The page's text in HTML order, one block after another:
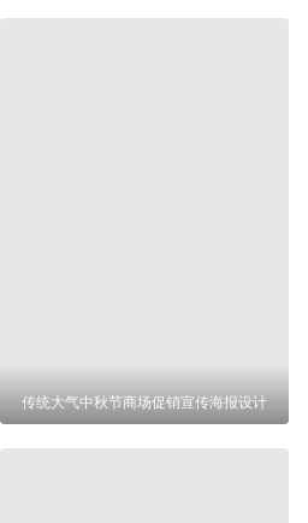
传统大气中秋节商场促销宣传海报设计